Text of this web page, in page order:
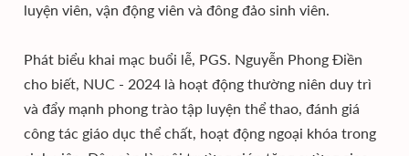
luyện viên, vận động viên và đông đảo sinh viên.
Phát biểu khai mạc buổi lễ, PGS. Nguyễn Phong Điền
cho biết, NUC - 2024 là hoạt động thường niên duy trì
và đẩy mạnh phong trào tập luyện thể thao, đánh giá
công tác giáo dục thể chất, hoạt động ngoại khóa trong